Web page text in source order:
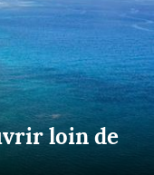
loin de